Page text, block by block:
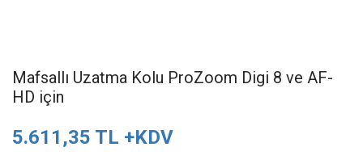
Mafsallı Uzatma Kolu ProZoom Digi 8 ve AF-
HD için
5.611,35 TL +KDV